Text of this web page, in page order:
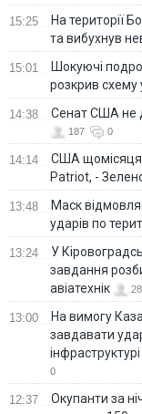
15:25
На території
та вибухнув
15:01
Шокуючі
розкрив схему
14:38 Сенат США не
187 0
14:14
США щомісяця
Patriot, -
13:48
Маск
ударів по
13:24
У
завдання
авіатехнік
13:00
На вимогу
завдавати
0
12:37
Окупанти за